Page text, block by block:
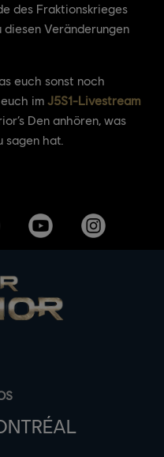
des Fraktionskrieges
Veränderungen
euch sonst noch
im J5S1-Livestream
Den anhören, was
sagen hat.